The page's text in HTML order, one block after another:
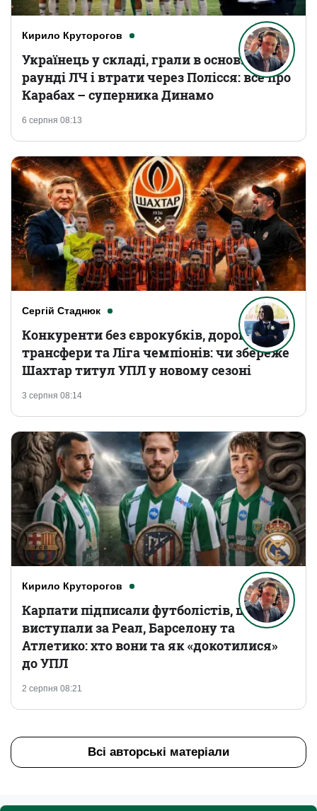
Кирило Круторогов
6 серпня 08:13
Українець у складі, грали в основному
раунді ЛЧ і втрати через Полісся: все про
Карабах – суперника Динамо
Сергій Стаднюк
3 серпня 08:14
Конкуренти без єврокубків, дорогі
трансфери та Ліга чемпіонів: чи збереже
Шахтар титул УПЛ у новому сезоні
Кирило Круторогов
2 серпня 08:21
Карпати підписали футболістів, що
виступали за Реал, Барселону та
Атлетико: хто вони та як «докотилися»
до УПЛ
Всі авторські матеріали